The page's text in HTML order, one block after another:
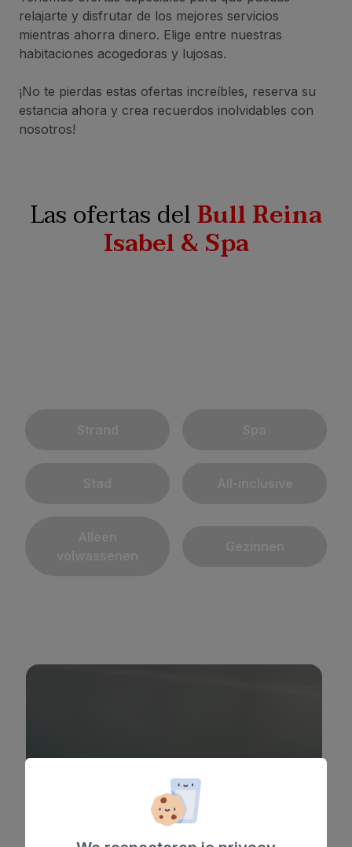
relajarte y disfrutar de los mejores servicios
mientras ahorra dinero. Elige entre nuestras
habitaciones acogedoras y lujosas.
¡No te pierdas estas ofertas increíbles, reserva su
estancia ahora y crea recuerdos inolvidables con
nosotros!
Las ofertas delBull Reina
Isabel & Spa
BULL REINA ISABEL & SPA
****